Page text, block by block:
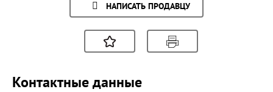
НАПИСАТЬ ПРОДАВЦУ
Контактные данные